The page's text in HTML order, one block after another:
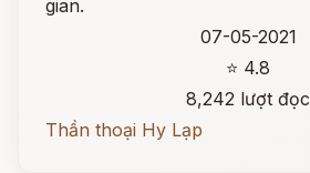
gian.
07-05-2021
⭐ 4.8
8,242 lượt đọc
Thần thoại Hy Lạp